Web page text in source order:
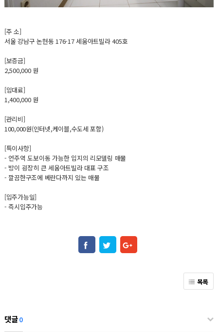
[주 소]
서울 강남구 논현동 176-17 세움아트빌라 405호
[보증금]
2,500,000 원
[임대료]
1,400,000 원
[관리비]
100,000원(인터넷,케이블,수도세 포함)
[특이사항]
- 언주역 도보이동 가능한 입지의 리모델링 매물
- 방이 굉장히 큰 세움아트빌라 대표 구조
- 깔끔한구조에 베란다까지 있는 매물
[입주가능일]
- 즉시입주가능
목록
댓글0